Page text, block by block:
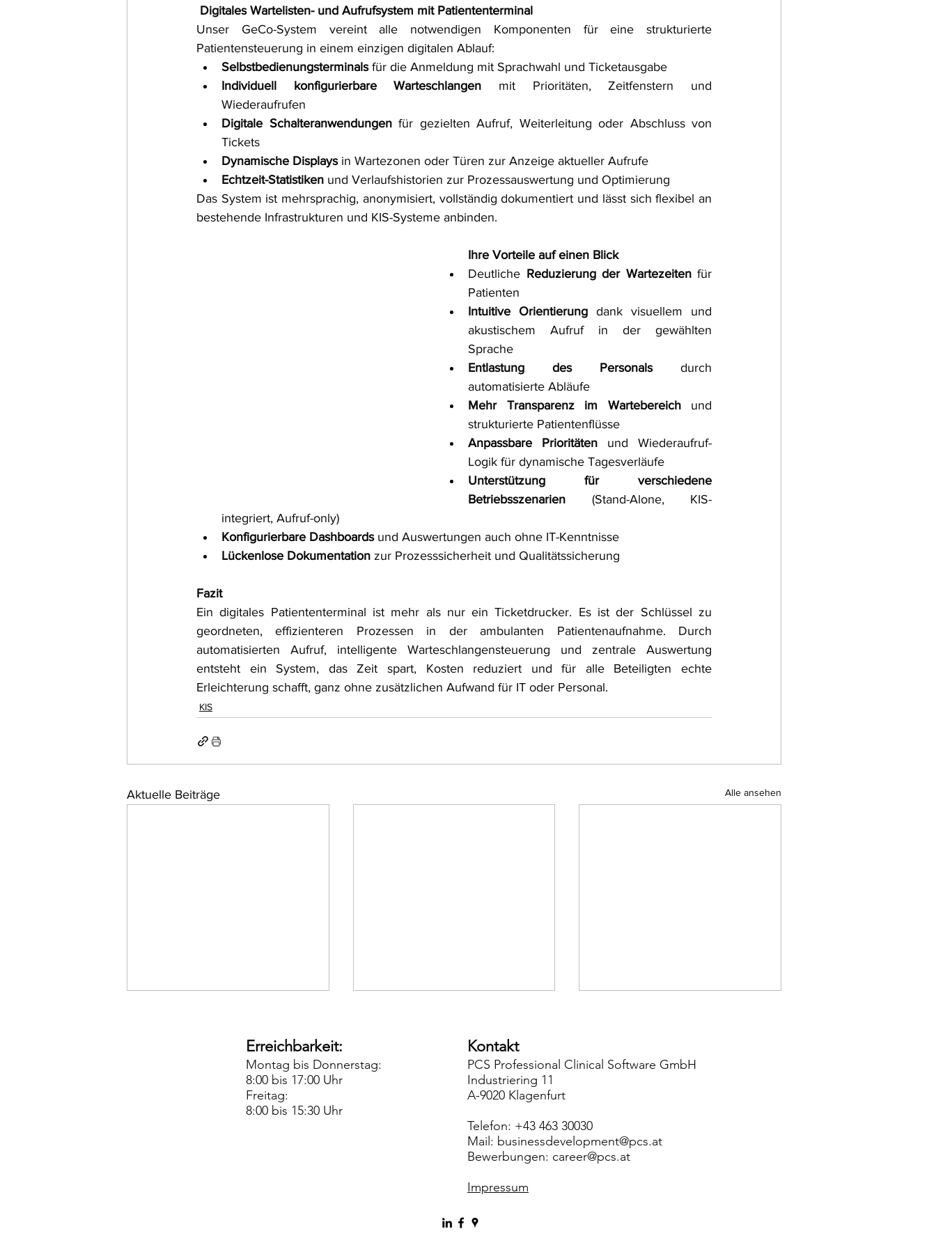
Digitales Wartelisten- und Aufrufsystem mit Patiententerminal
Unser GeCo-System vereint alle notwendigen Komponenten für eine strukturierte
Patientensteuerung in einem einzigen digitalen Ablauf:
Selbstbedienungsterminals für die Anmeldung mit Sprachwahl und Ticketausgabe
Individuell konfigurierbare Warteschlangen mit Prioritäten, Zeitfenstern und
Wiederaufrufen
Digitale Schalteranwendungen für gezielten Aufruf, Weiterleitung oder Abschluss von
Tickets
Dynamische Displays in Wartezonen oder Türen zur Anzeige aktueller Aufrufe
Echtzeit-Statistiken und Verlaufshistorien zur Prozessauswertung und Optimierung
Das System ist mehrsprachig, anonymisiert, vollständig dokumentiert und lässt sich flexibel an
bestehende Infrastrukturen und KIS-Systeme anbinden.
Ihre Vorteile auf einen Blick
Deutliche Reduzierung der Wartezeiten für
Patienten
Intuitive Orientierung dank visuellem und
akustischem Aufruf in der gewählten
Sprache
Entlastung des Personals durch
automatisierte Abläufe
Mehr Transparenz im Wartebereich und
strukturierte Patientenflüsse
Anpassbare Prioritäten und Wiederaufruf-
Logik für dynamische Tagesverläufe
Unterstützung für verschiedene
Betriebsszenarien (Stand-Alone, KIS-
integriert, Aufruf-only)
Konfigurierbare Dashboards und Auswertungen auch ohne IT-Kenntnisse
Lückenlose Dokumentation zur Prozesssicherheit und Qualitätssicherung
Fazit
Ein digitales Patiententerminal ist mehr als nur ein Ticketdrucker. Es ist der Schlüssel zu
geordneten, effizienteren Prozessen in der ambulanten Patientenaufnahme. Durch
automatisierten Aufruf, intelligente Warteschlangensteuerung und zentrale Auswertung
entsteht ein System, das Zeit spart, Kosten reduziert und für alle Beteiligten echte
Erleichterung schafft, ganz ohne zusätzlichen Aufwand für IT oder Personal.
KIS
Aktuelle Beiträge Alle ansehen
Entscheidungssicherheit für
Österreichs Krankenhäuser
Integration von Orphacodes
für designierte
Erreichbarkeit:
Montag bis Donnerstag:
8:00 bis 17:00 Uhr
Freitag:
8:00 bis 15:30 Uhr
Kontakt
PCS Professional Clinical Software GmbH
Industriering 11
A-9020 Klagenfurt
Telefon: +43 463 30030
Mail: businessdevelopment@pcs.at
Bewerbungen: career@pcs.at
Impressum